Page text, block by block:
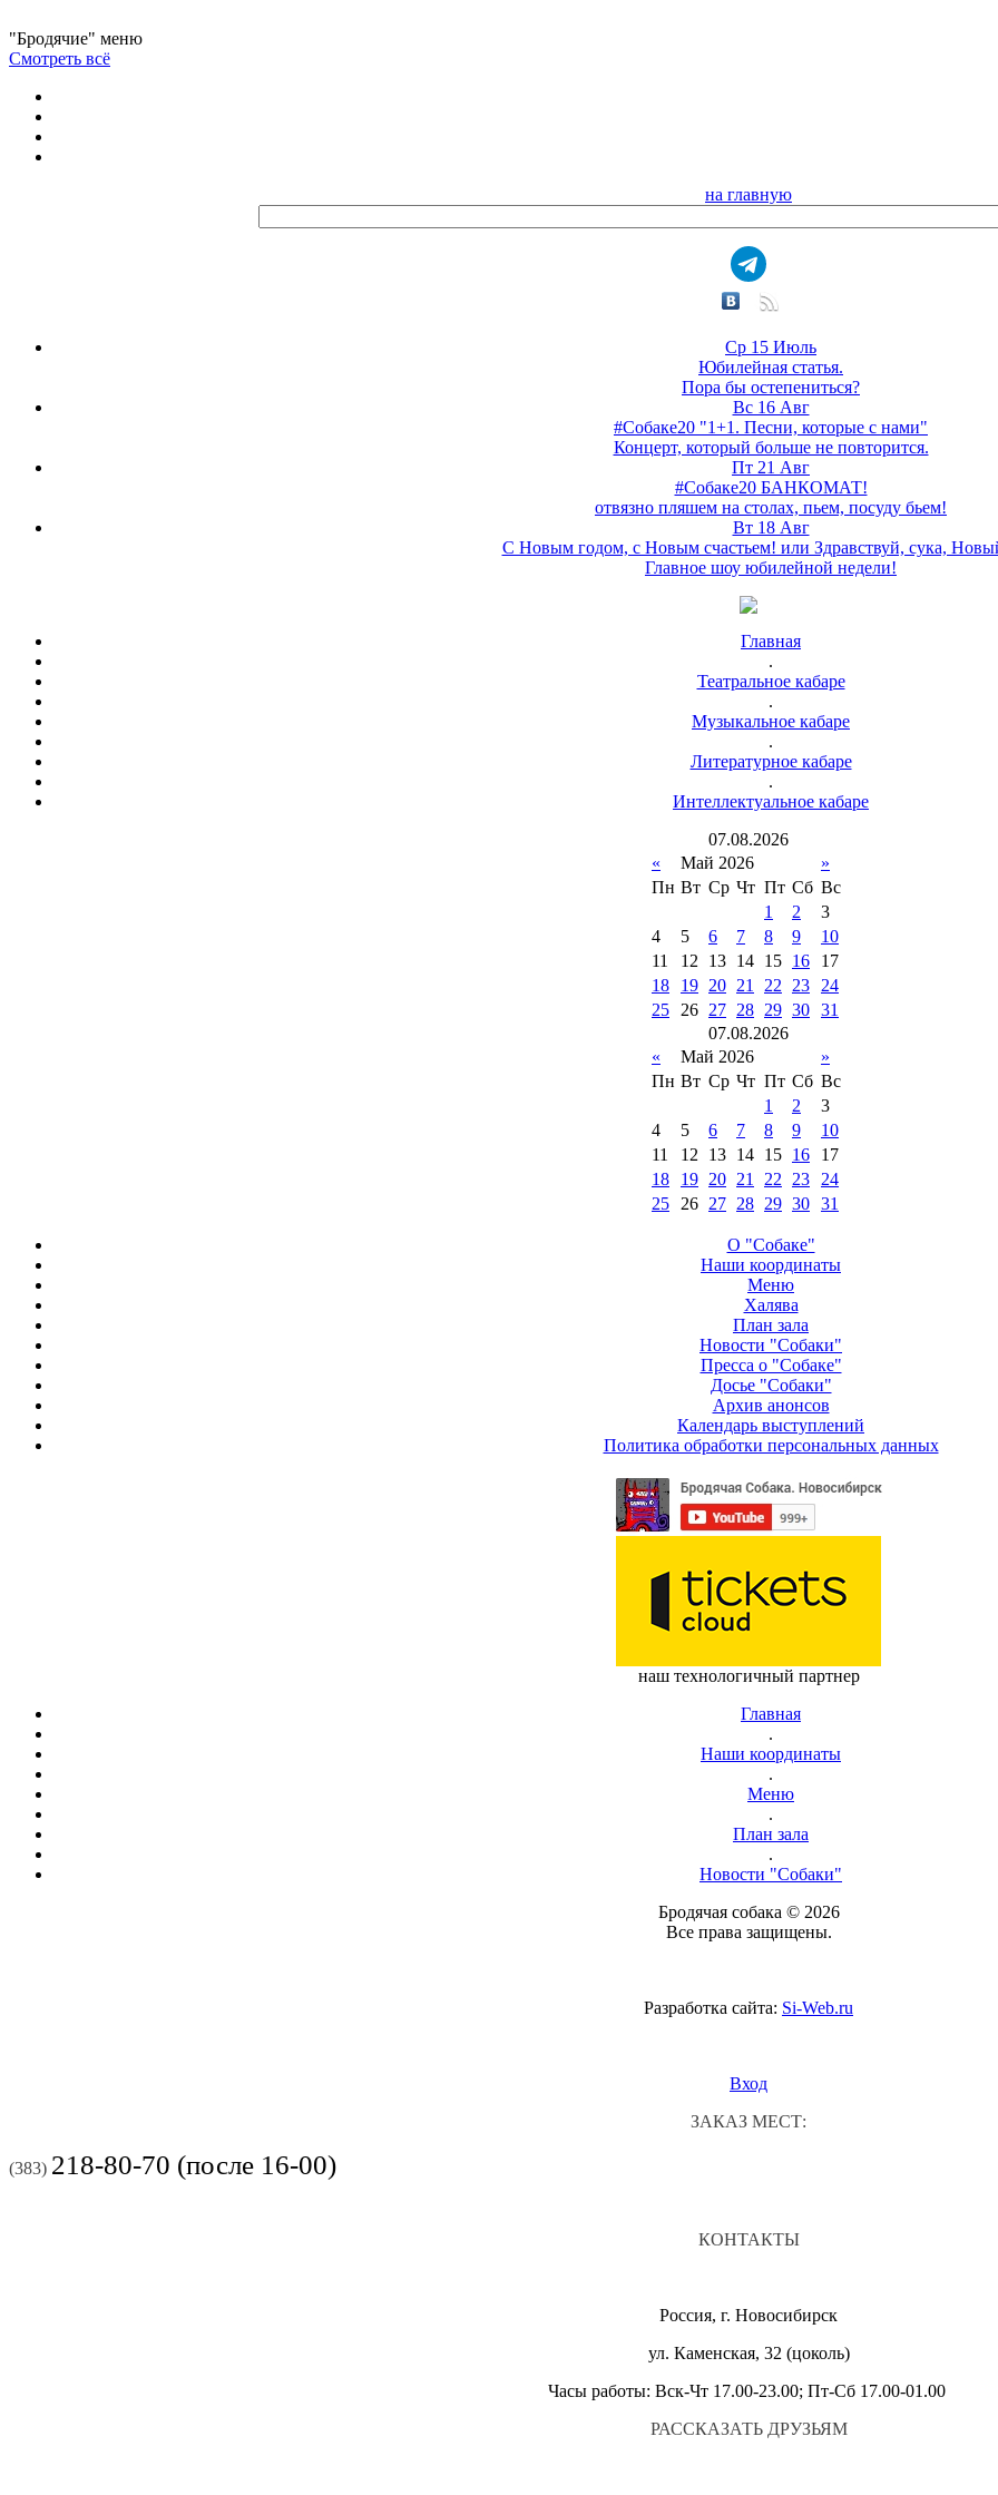
"Бродячие" меню
Смотреть всё
на главную
Ср 15 Июль
Юбилейная статья.
Пора бы остепениться?
Вс 16 Авг
#Собаке20 "1+1. Песни, которые с нами"
Концерт, который больше не повторится.
Пт 21 Авг
#Собаке20 БАНКОМАТ!
отвязно пляшем на столах, пьем, посуду бьем!
Вт 18 Авг
С Новым годом, с Новым счастьем! или Здравствуй, сука,
Главное шоу юбилейной недели!
Главная
.
Театральное кабаре
.
Музыкальное кабаре
.
Литературное кабаре
.
Интеллектуальное кабаре
07.08.2026
«
Май 2026
»
Пн Вт Ср Чт Пт Сб Вс
1
2
3
4
5 6 7 8 9
10
11
12 13 14 15 16
17
18
19 20 21 22 23
24
25
26 27 28 29 30 31
07.08.2026
«
Май 2026
»
Пн Вт Ср Чт Пт Сб Вс
1
2
3
4
5 6 7 8 9
10
11
12 13 14 15 16
17
18
19 20 21 22 23
24
25
26 27 28 29 30 31
О "Собаке"
Наши координаты
Меню
Халява
План зала
Новости "Собаки"
Пресса о "Собаке"
Досье "Собаки"
Архив анонсов
Календарь выступлений
Политика обработки персональных данных
наш технологичный партнер
Главная
.
Наши координаты
.
Меню
.
План зала
.
Новости "Собаки"
Бродячая собака © 2026
Все права защищены.
Разработка сайта: Si-Web.ru
Вход
ЗАКАЗ МЕСТ:
(383) 218-80-70 (после 16-00)
КОНТАКТЫ
Россия, г. Новосибирск
ул. Каменская, 32 (цоколь)
Часы работы: Вск-Чт 17.00-23.00; Пт-Сб 17.00-01.00
РАССКАЗАТЬ ДРУЗЬЯМ